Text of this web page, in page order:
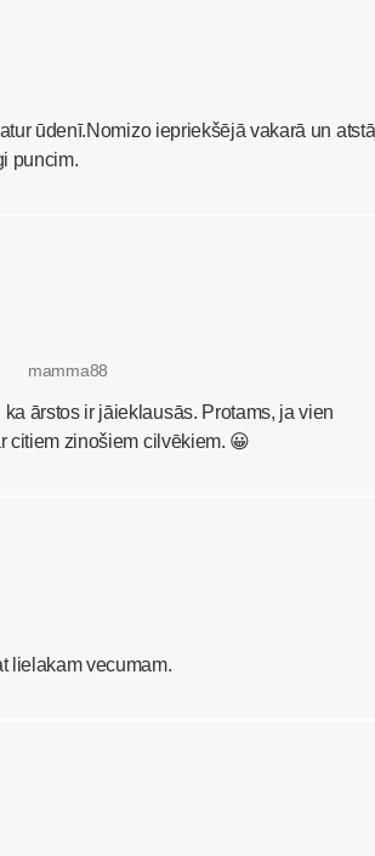
ūdenī.Nomizo iepriekšējā vakarā un
puncim.
mamma88
ārstos ir jāieklausās. Protams, ja vien
citiem zinošiem cilvēkiem. 😀
lielakam vecumam.